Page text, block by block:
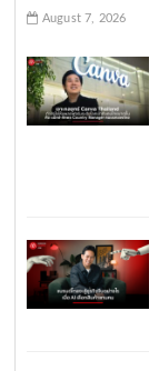
August 7, 2026